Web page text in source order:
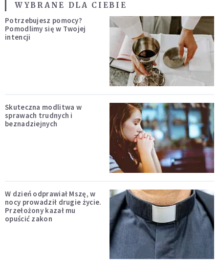
WYBRANE DLA CIEBIE
Potrzebujesz pomocy?
Pomodlimy się w Twojej
intencji
Skuteczna modlitwa w
sprawach trudnych i
beznadziejnych
W dzień odprawiał Mszę, w
nocy prowadził drugie życie.
Przełożony kazał mu
opuścić zakon